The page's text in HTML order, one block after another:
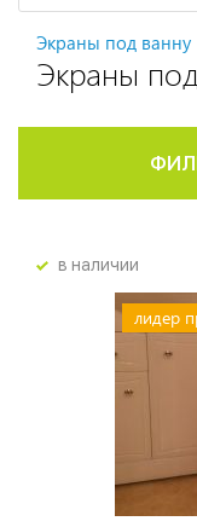
Экраны под ванну
Экраны
в наличии
лидер